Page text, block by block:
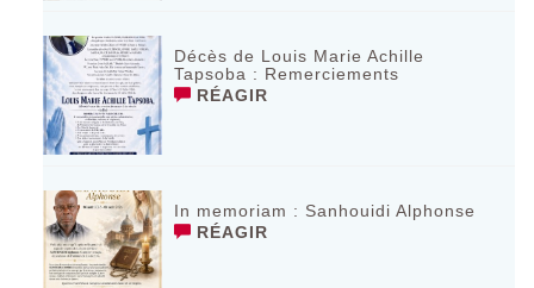
Décès de Louis Marie Achille
Tapsoba : Remerciements
RÉAGIR
In memoriam : Sanhouidi Alphonse
RÉAGIR